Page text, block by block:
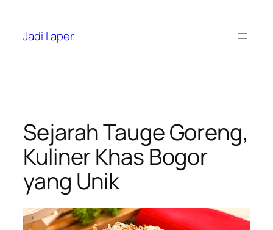
content
Jadi Laper
Sejarah Tauge Goreng,
Kuliner Khas Bogor
yang Unik